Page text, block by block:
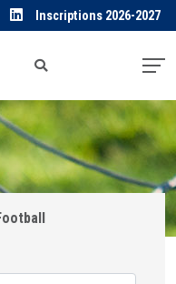
Inscriptions 2026-2027